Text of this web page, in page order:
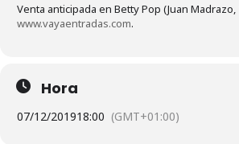
Venta anticipada en Betty Pop (Juan Madrazo,
www.vayaentradas.com.
Hora
07/12/201918:00 (GMT+01:00)